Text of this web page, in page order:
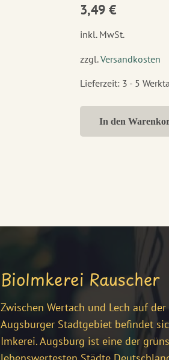
3,49 €
inkl. MwSt.
zzgl.Versandkosten
Lieferzeit: 3 - 5
In den
BioImkerei Rauscher
Zwischen Wertach und Lech auf
Augsburger Stadtgebiet befindet
Imkerei. Augsburg ist eine der